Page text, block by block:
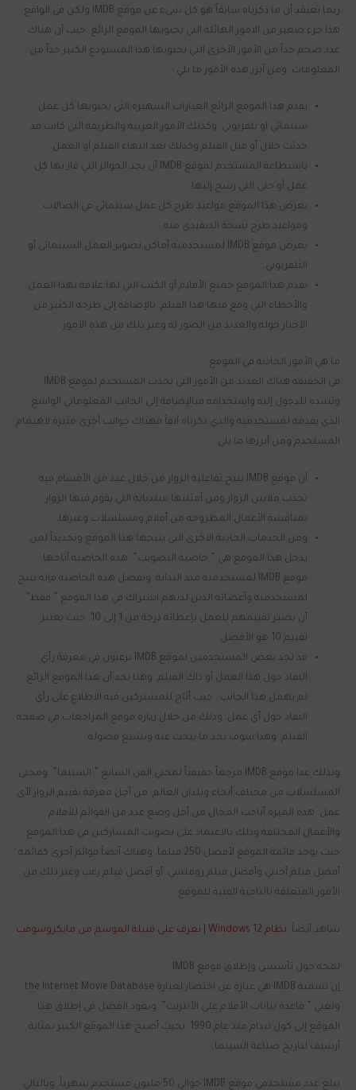
ربما تعتقد أن ما ذكرناه سابقاً هو كل شيء عن موقع IMDB ولكن في الواقع
هذا جزء صغير من الامور الهائلة التي يحتويها الموقع الرائع. حيث أن هناك
عدد ضخم جداً من الأمور الأخرى التي يحتويها هذا المستودع الكبير جداً من
المعلومات. ومن أبرز هذه الأمور ما يلي :
يقدم هذا الموقع الرائع العبارات الشهيرة التي يحتويها كل عمل
سينمائي او تلفزيوني. وكذلك الأمور الغريبة والطريفة التي كانت قد
حدثت خلال أو قبل الفيلم وكذلك بعد انتهاء الفيلم أو العمل.
باستطاعة المستخدم لموقع IMDB أن يجد الجوائز التي فاز بها كل
عمل أو حتى التي رشح إليها.
يعرض هذا الموقع مواعيد طرح كل عمل سينمائي في الصالات.
ومواعيد طرح نسخة الديفيدي منه.
يعرض موقع IMDB لمستخدميه أماكن تصوير العمل السينمائي أو
التلفزيوني.
يقدم هذا الموقع جميع الأفلام أو الكتب التي لها علاقة بهذا العمل
والأخطاء التي وقع فيها هذا الفيلم. بالإضافة إلى طرحه الكثير من
الأخبار حوله والعديد من الصور له وغير ذلك من هذه الأمور.
ما هي الأمور الجاذبة في الموقع
في الحقيقة هناك العديد من الأمور التي تجذب المستخدم لموقع IMDB
وتشده للدخول إليه واستخدامه فبالإضافة إلى الجانب المعلوماتي الواسع
الذي يقدمه لمستخدميه والذي ذكرناه آنفاً فهناك جوانب أخرى مثيرة لاهتمام
المستخدم ومن أبرزها ما يلي :
أن موقع IMDB يتيح تفاعلية الزوار من خلال عدد من الأقسام فيه
تجذب ملايين الزوار ومن أمثلتها منتدياته التي يقوم فيها الزوار
بمناقشة الأعمال المطروحة من أفلام ومسلسلات وغيرها.
ومن الخدمات الجاذبة الاخرى التي يتيحها هذا الموقع وتحديداً لمن
يدخل هذا الموقع هي ” خاصية التصويت”. هذه الخاصية أتاحها
موقع IMDB لمستخدميه منذ البداية. وبفضل هذه الخاصية فإنه يتيح
لمستخدميه وأعضائه الذين لديهم اشتراك في هذا الموقع ” فقط”
أن يصدر تقييمهم للعمل بإعطائه درجة من 1 إلى 10. حيث يعتبر
تقييم 10 هو الأفضل.
قد تجد بعض المستخدمين لموقع IMDB يرغبون في معرفة رأي
النقاد حول هذا العمل أو ذاك الفيلم. وهنا نجد أن هذا الموقع الرائع
لم يهمل هذا الجانب . حيث أتاح للمشتركين فيه الاطلاع على رأي
النقاد حول أي عمل. وذلك من خلال زيارة موقع المراجعات في صفحة
الفيلم. وهنا سوف يجد ما يبحث عنه ويشبع فضوله.
وبذلك غدا موقع IMDB مرجعاً حقيقياً لمحبي الفن السابع ” السينما”. ومحبي
المسلسلات من مختلف أنحاء وبلدان العالم. من أجل معرفة تقييم الزوار لأي
عمل. هذه الميزة أتاحت المجال من أجل وضع عدد من القوائم للأفلام
والأعمال المختلفة وذلك بالاعتماد على تصويت المشاركين في هذا الموقع.
حيث يوجد قائمة الموقع لأفضل 250 فيلماً. وهناك أيضاً قوائم أخرى كقائمة
أفضل فيلم أجنبي وأفضل فيلم رومنسي. أو أفضل فيلم رعب وغير ذلك من
الأمور المتعلقة بالناحية الفنية للموقع.
شاهد أيضاً: نظام Windows 12 | تعرف على قنبلة الموسم من مايكروسوفت
لمحة حول تأسيس وإطلاق موقع IMDB
إن تسمية IMDB هي عبارة عن اختصار لعبارة the Internet Movie Database
وتعني ” قاعدة بيانات الأفلام على الأنترنت”. ويعود الفضل في إطلاق هذا
الموقع إلى كول نيدام منذ عام 1990. بحيث أصبح هذا الموقع الكبير بمثابة
أرشيف لتاريخ صناعة السينما.
يبلغ عدد مستخدمي موقع IMDB حوالي 50 مليون مستخدم شهرياً. وبالتالي